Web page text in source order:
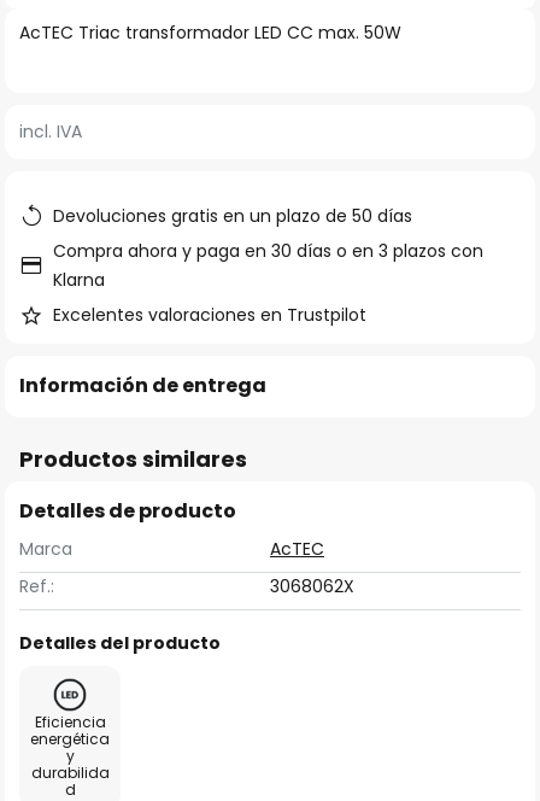
Saltar
la
imágenes
AcTEC Triac transformador LED CC max. 50W
incl. IVA
Devoluciones gratis en un plazo de 50 días
Compra ahora y paga en 30 días o en 3 plazos con
Klarna
Excelentes valoraciones en Trustpilot
Información de entrega
Productos similares
Detalles de producto
Marca
AcTEC
Ref.:
3068062X
Detalles del producto
Eficiencia
energética
y
durabilida
d